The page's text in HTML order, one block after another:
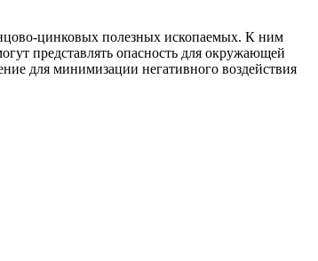
цинковых полезных ископаемых. К ним
представлять опасность для окружающей
для минимизации негативного воздействия